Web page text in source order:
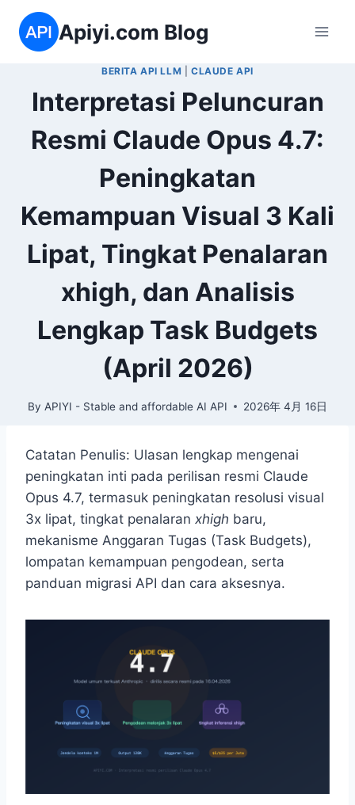
content
Apiyi.com Blog
BERITA API LLM |CLAUDE API
Interpretasi Peluncuran
Resmi Claude Opus 4.7:
Peningkatan
Kemampuan Visual 3 Kali
Lipat, Tingkat Penalaran
xhigh, dan Analisis
Lengkap Task Budgets
(April 2026)
By APIYI - Stable and affordable AI API 2026年 4月 16日
Catatan Penulis: Ulasan lengkap mengenai
peningkatan inti pada perilisan resmi Claude
Opus 4.7, termasuk peningkatan resolusi visual
3x lipat, tingkat penalaran xhigh baru,
mekanisme Anggaran Tugas (Task Budgets),
lompatan kemampuan pengodean, serta
panduan migrasi API dan cara aksesnya.